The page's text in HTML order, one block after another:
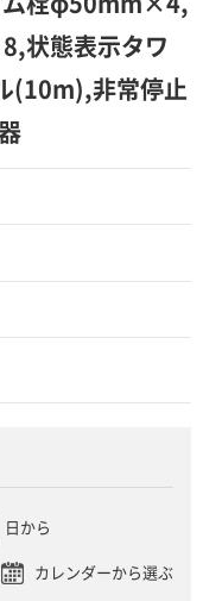
状態表示タワ
(10m),非常停止
日から